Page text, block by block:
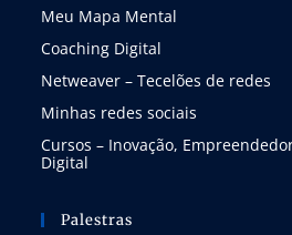
Meu Mapa Mental
Coaching Digital
Netweaver – Tecelões de redes
Minhas redes sociais
Cursos – Inovação,
Digital
Palestras